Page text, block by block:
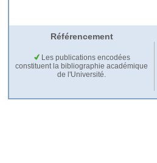
Référencement
Les publications encodées
constituent la bibliographie académique
de l'Université.